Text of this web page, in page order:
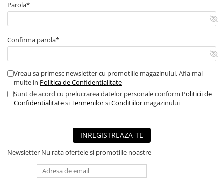
■ Scule si echipamente
■ Consumabile vopsitorie
■ Lampi camioane
■ Carlige remorcare
■ Accesorii vehicule electrice
■ Mobilier service
■ Vopsea spray
■ Sistem AC
Parola*
Confirma parola*
Vreau sa primesc newsletter cu promotiile magazinului. Afla mai
multe in Politica de Confidentialitate
Sunt de acord cu prelucrarea datelor personale conform Politicii de
ConfidentialitatesiTermenilor si Conditiilor magazinului
INREGISTREAZA-TE
Newsletter Nu rata ofertele si promotiile noastre